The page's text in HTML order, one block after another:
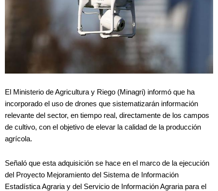
El Ministerio de Agricultura y Riego (Minagri) informó que ha
incorporado el uso de drones que sistematizarán información
relevante del sector, en tiempo real, directamente de los campos
de cultivo, con el objetivo de elevar la calidad de la producción
agrícola.
Señaló que esta adquisición se hace en el marco de la ejecución
del Proyecto Mejoramiento del Sistema de Información
Estadística Agraria y del Servicio de Información Agraria para el